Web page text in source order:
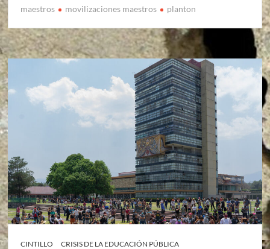
maestros movilizaciones maestros planton
CINTILLO
CRISIS DE LA EDUCACIÓN PÚBLICA